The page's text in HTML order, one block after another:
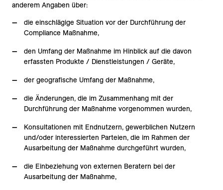
anderem Angaben über:
die einschlägige Situation vor der Durchführung der
Compliance Maßnahme,
den Umfang der Maßnahme im Hinblick auf die davon
erfassten Produkte / Dienstleistungen / Geräte,
der geografische Umfang der Maßnahme,
die Änderungen, die im Zusammenhang mit der
Durchführung der Maßnahme vorgenommen wurden,
Konsultationen mit Endnutzern, gewerblichen Nutzern
und/oder interessierten Parteien, die im Rahmen der
Ausarbeitung der Maßnahme durchgeführt wurden,
die Einbeziehung von externen Beratern bei der
Ausarbeitung der Maßnahme,